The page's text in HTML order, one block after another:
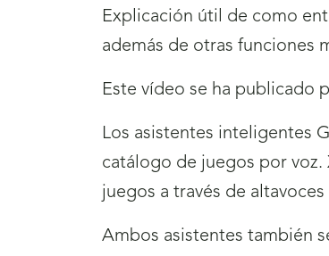
Explicación útil de como
además de otras funciones
Este vídeo se ha publicado
Los asistentes inteligentes
catálogo de juegos por voz.
juegos a través de
Ambos asistentes también